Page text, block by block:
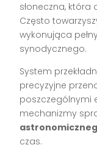
słoneczna,
Często
wykonująca
synodycznego.
System
precyzyjne
poszczególnymi
mechanizmy
czas.